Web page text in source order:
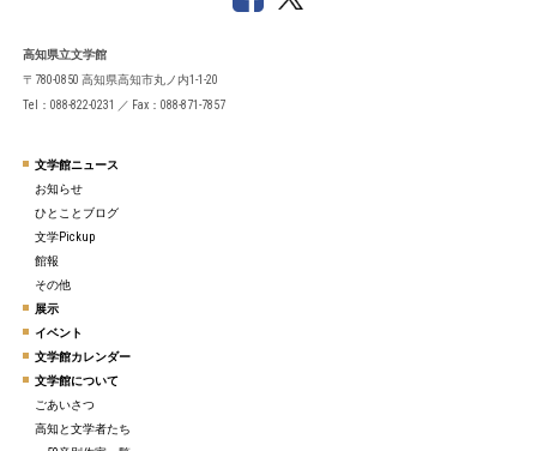
高知県立文学館
〒780-0850 高知県高知市丸ノ内1-1-20
Tel：088-822-0231 ／ Fax：088-871-7857
文学館ニュース
お知らせ
ひとことブログ
文学Pickup
館報
その他
展示
イベント
文学館カレンダー
文学館について
ごあいさつ
高知と文学者たち